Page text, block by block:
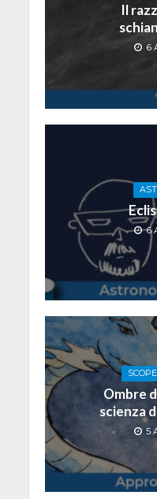
Il
6
6
Ombre
scienza
5